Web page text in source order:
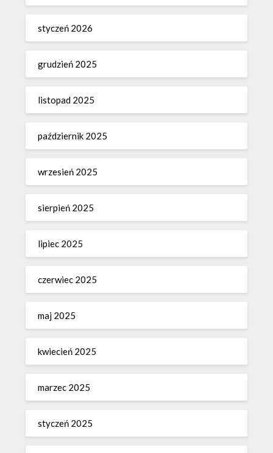
styczeń 2026
grudzień 2025
listopad 2025
październik 2025
wrzesień 2025
sierpień 2025
lipiec 2025
czerwiec 2025
maj 2025
kwiecień 2025
marzec 2025
styczeń 2025